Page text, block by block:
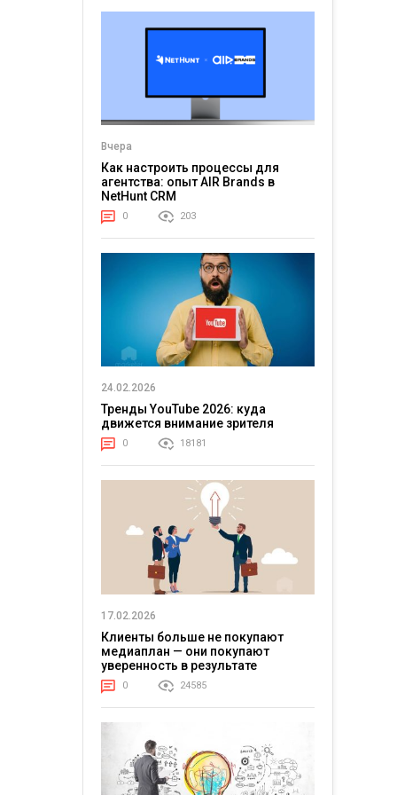
Glastonbury сюда...
смеялись над
Уилл...
Вчера
Как настроить процессы для
агентства: опыт AIR Brands в
NetHunt CRM
0 203
24.02.2026
Тренды YouTube 2026: куда
движется внимание зрителя
0 18181
17.02.2026
Клиенты больше не покупают
медиаплан — они покупают
уверенность в результате
0 24585